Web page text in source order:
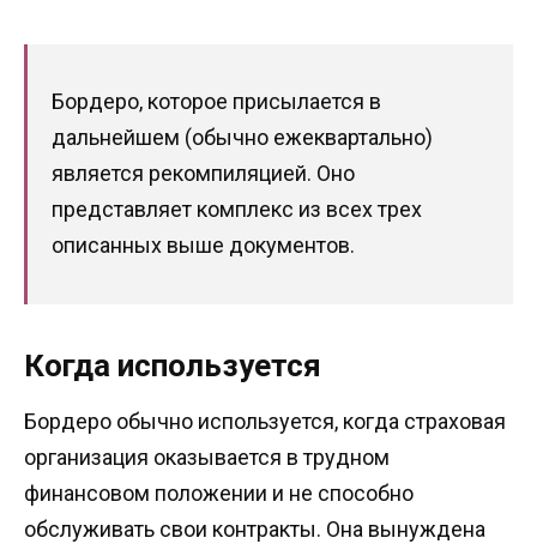
Бордеро, которое присылается в
дальнейшем (обычно ежеквартально)
является рекомпиляцией. Оно
представляет комплекс из всех трех
описанных выше документов.
Когда используется
Бордеро обычно используется, когда страховая
организация оказывается в трудном
финансовом положении и не способно
обслуживать свои контракты. Она вынуждена